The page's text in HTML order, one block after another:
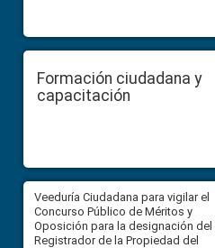
Formación ciudadana y
capacitación
Veeduría Ciudadana para vigilar el
Concurso Público de Méritos y
Oposición para la designación del
Registrador de la Propiedad del